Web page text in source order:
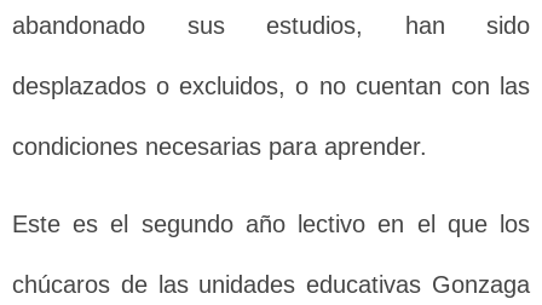
abandonado sus estudios, han sido
desplazados o excluidos, o no cuentan con las
condiciones necesarias para aprender.
Este es el segundo año lectivo en el que los
chúcaros de las unidades educativas Gonzaga